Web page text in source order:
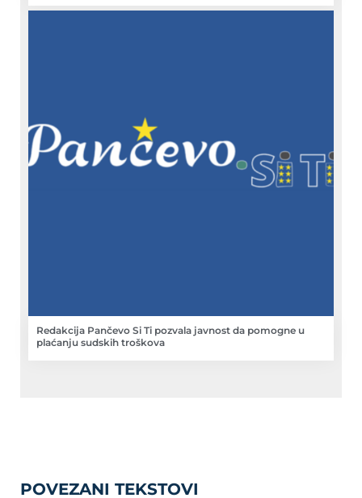
Redakcija Pančevo Si Ti pozvala javnost da pomogne u
plaćanju sudskih troškova
POVEZANI TEKSTOVI